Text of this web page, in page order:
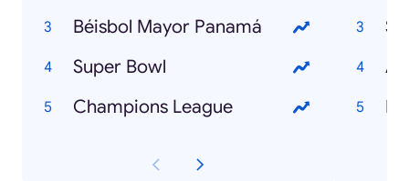
Béisbol Mayor Panamá
Super Bowl
Champions League